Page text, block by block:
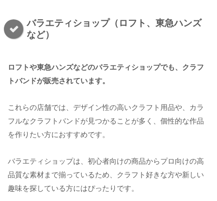
バラエティショップ（ロフト、東急ハンズ
など）
ロフトや東急ハンズなどのバラエティショップでも、クラフ
トバンドが販売されています。
これらの店舗では、デザイン性の高いクラフト用品や、カラ
フルなクラフトバンドが見つかることが多く、個性的な作品
を作りたい方におすすめです。
バラエティショップは、初心者向けの商品からプロ向けの高
品質な素材まで揃っているため、クラフト好きな方や新しい
趣味を探している方にはぴったりです。